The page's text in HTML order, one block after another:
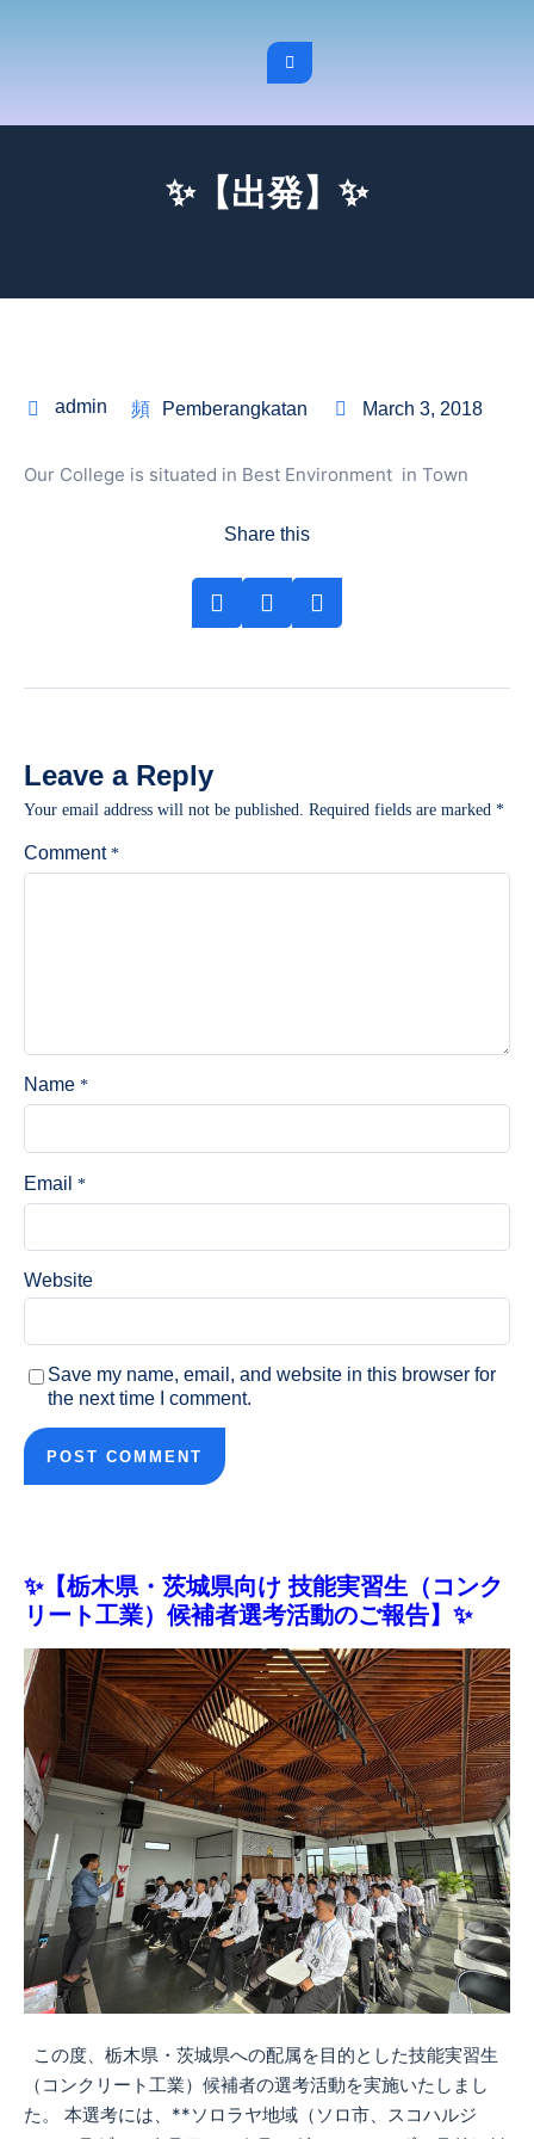
✨【出発】✨
admin Pemberangkatan March 3, 2018
Our College is situated in Best Environment in Town
Share this
Leave a Reply
Your email address will not be published. Required fields are marked *
Comment *
Name *
Email *
Website
Save my name, email, and website in this browser for
the next time I comment.
✨【栃木県・茨城県向け 技能実習生（コンク
リート工業）候補者選考活動のご報告】✨
この度、栃木県・茨城県への配属を目的とした技能実習生
（コンクリート工業）候補者の選考活動を実施いたしまし
た。 本選考には、**ソロラヤ地域（ソロ市、スコハルジ